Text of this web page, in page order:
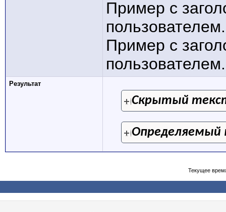
Пример с
пользователем.
Пример с
Результат
Скрытый
Определяемый
Текущее